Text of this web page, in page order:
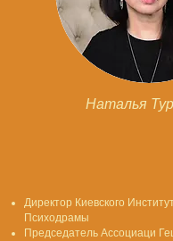
Наталья
Директор Киевского
Психодрамы
Председатель Ассоциаци